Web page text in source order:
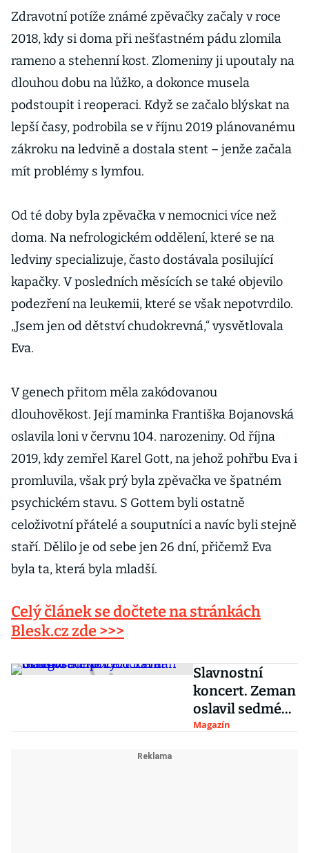
Zdravotní potíže známé zpěvačky začaly v roce
2018, kdy si doma při nešťastném pádu zlomila
rameno a stehenní kost. Zlomeniny ji upoutaly na
dlouhou dobu na lůžko, a dokonce musela
podstoupit i reoperaci. Když se začalo blýskat na
lepší časy, podrobila se v říjnu 2019 plánovanému
zákroku na ledvině a dostala stent – jenže začala
mít problémy s lymfou.
Od té doby byla zpěvačka v nemocnici více než
doma. Na nefrologickém oddělení, které se na
ledviny specializuje, často dostávala posilující
kapačky. V posledních měsících se také objevilo
podezření na leukemii, které se však nepotvrdilo.
„Jsem jen od dětství chudokrevná,“ vysvětlovala
Eva.
V genech přitom měla zakódovanou
dlouhověkost. Její maminka Františka Bojanovská
oslavila loni v červnu 104. narozeniny. Od října
2019, kdy zemřel Karel Gott, na jehož pohřbu Eva i
promluvila, však prý byla zpěvačka ve špatném
psychickém stavu. S Gottem byli ostatně
celoživotní přátelé a souputníci a navíc byli stejně
staří. Dělilo je od sebe jen 26 dní, přičemž Eva
byla ta, která byla mladší.
Celý článek se dočtete na stránkách
Blesk.cz zde >>>
Slavnostní
koncert. Zeman
oslavil sedmé
výročí své
Magazín